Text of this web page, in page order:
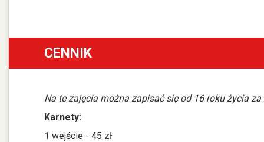
CENNIK
Na te zajęcia można zapisać się od 16 roku życia
Karnety:
1 wejście - 45 zł